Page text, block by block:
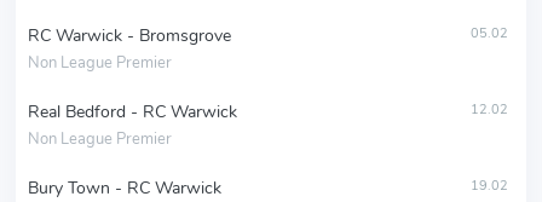
RC Warwick - Bromsgrove
Non League Premier
05.02
Real Bedford - RC Warwick
Non League Premier
12.02
Bury Town - RC Warwick 19.02